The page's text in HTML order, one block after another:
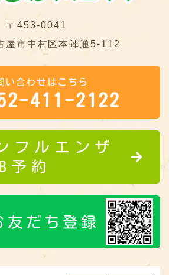
〒453-0041
屋市中村区本陣通5-112
い合わせはこちら
411-2122
フルエンザ
予約
だち登録